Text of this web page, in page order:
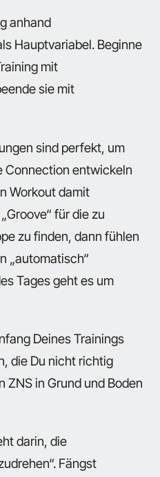
anhand
Hauptvariabel. Beginne
mit
sie mit
sind perfekt, um
Connection entwickeln
Workout damit
für die zu
zu finden, dann fühlen
„automatisch“
Tages geht es um
Deines Trainings
die Du nicht richtig
ZNS in Grund und Boden
darin, die
Fängst